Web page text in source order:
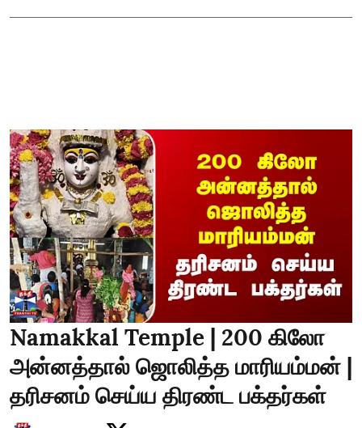
Namakkal Temple | 200 கிலோ
அன்னத்தால் ஜொலித்த மாரியம்மன் |
தரிசனம் செய்ய திரண்ட பக்தர்கள்